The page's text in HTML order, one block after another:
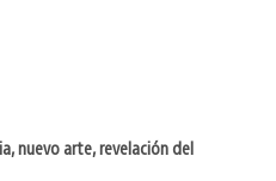
nuevo arte, revelación del